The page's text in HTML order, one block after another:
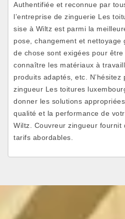
Authentifiée et reconnue par
l’entreprise de zinguerie Les
sise à Wiltz est parmi la
pose, changement et nettoyage
de chose sont exigées pour
connaître les matériaux à
produits adaptés, etc.
zingueur Les toitures
donner les solutions
qualité et la performance de
Wiltz. Couvreur zingueur fournit
tarifs abordables.